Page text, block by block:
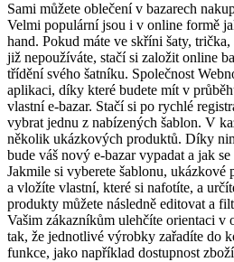
Sami můžete oblečení v bazarech
Velmi populární jsou i v online formě
hand. Pokud máte ve skříni šaty,
již nepoužíváte, stačí si založit online
třídění svého šatníku. Společnost
aplikaci, díky které budete mít v
vlastní e-bazar. Stačí si po rychlé
vybrat jednu z nabízených šablon. V
několik ukázkových produktů. Díky
bude váš nový e-bazar vypadat a jak
Jakmile si vyberete šablonu, ukázkové
a vložíte vlastní, které si nafotíte, a
produkty můžete následně editovat a
Vašim zákazníkům ulehčíte orientaci v
tak, že jednotlivé výrobky zařadíte do
funkce, jako například dostupnost